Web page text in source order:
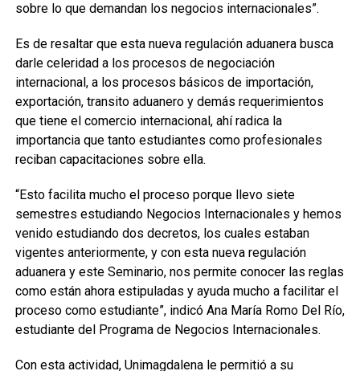
sobre lo que demandan los negocios internacionales”.
Es de resaltar que esta nueva regulación aduanera busca
darle celeridad a los procesos de negociación
internacional, a los procesos básicos de importación,
exportación, transito aduanero y demás requerimientos
que tiene el comercio internacional, ahí radica la
importancia que tanto estudiantes como profesionales
reciban capacitaciones sobre ella.
“Esto facilita mucho el proceso porque llevo siete
semestres estudiando Negocios Internacionales y hemos
venido estudiando dos decretos, los cuales estaban
vigentes anteriormente, y con esta nueva regulación
aduanera y este Seminario, nos permite conocer las reglas
como están ahora estipuladas y ayuda mucho a facilitar el
proceso como estudiante”, indicó Ana María Romo Del Río,
estudiante del Programa de Negocios Internacionales.
Con esta actividad, Unimagdalena le permitió a su